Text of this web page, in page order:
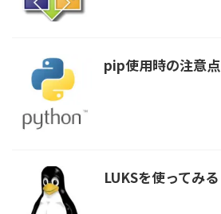
pip使用時の注意点
LUKSを使ってみる